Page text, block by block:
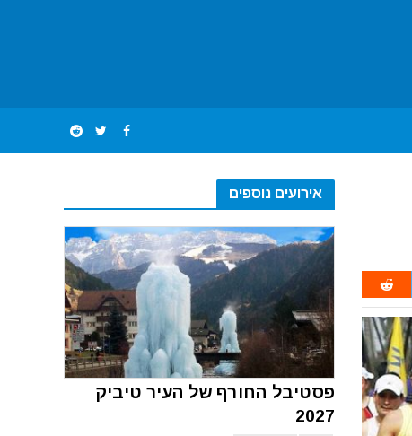
אירועים נוספים
פסטיבל החורף של העיר טיביק
2027